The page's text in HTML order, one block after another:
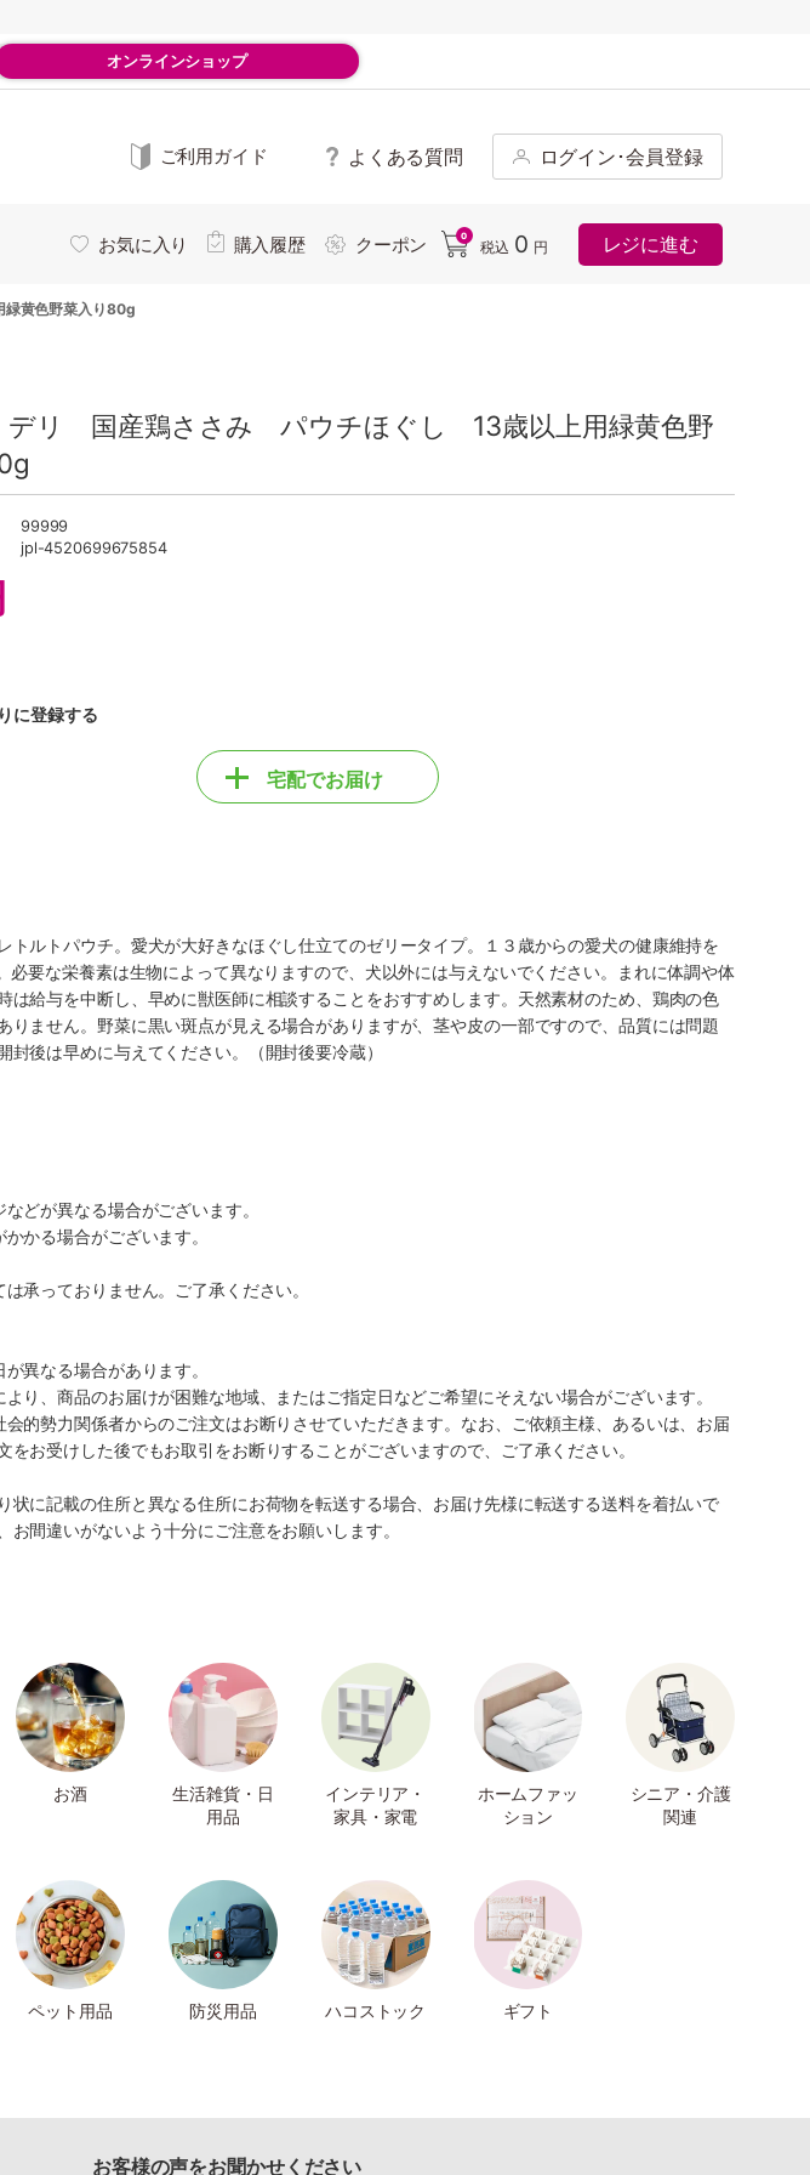
オンラインショップ
ご利用ガイド よくある質問 ログイン･会員登録
お気に入り 購入履歴 クーポン 0
税込 0 円 レジに進む
黄色野菜入り80g
デリ 国産鶏ささみ パウチほぐし 13歳以上用緑黄色野
99999
jpl-4520699675854
に登録する
宅配でお届け
トルトパウチ。愛犬が大好きなほぐし仕立てのゼリータイプ。１３歳からの愛犬の健康維持を
要な栄養素は生物によって異なりますので、犬以外には与えないでください。まれに体調や体
給与を中断し、早めに獣医師に相談することをおすすめします。天然素材のため、鶏肉の色
ません。野菜に黒い斑点が見える場合がありますが、茎や皮の一部ですので、品質には問題
後は早めに与えてください。（開封後要冷蔵）
どが異なる場合がございます。
かる場合がございます。
承っておりません。ご了承ください。
異なる場合があります。
り、商品のお届けが困難な地域、またはご指定日などご希望にそえない場合がございます。
的勢力関係者からのご注文はお断りさせていただきます。なお、ご依頼主様、あるいは、お届
お受けした後でもお取引をお断りすることがございますので、ご了承ください。
に記載の住所と異なる住所にお荷物を転送する場合、お届け先様に転送する送料を着払いで
間違いがないよう十分にご注意をお願いします。
お酒
生活雑貨・日
用品
インテリア・
家具・家電
ホームファッ
ション
シニア・介護
関連
ペット用品 防災用品 ハコストック ギフト
お客様の声をお聞かせください